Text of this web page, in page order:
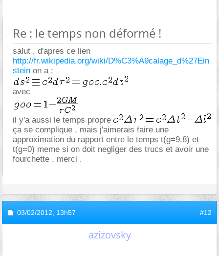
Re : le temps non déformé !
salut , d'apres ce lien
http://fr.wikipedia.org/wiki/D%C3%A9calage_d%27Ein
stein on a :
avec
il y'a aussi le temps propre
ça se complique , mais j'aimerais faire une
approximation du rapport entre le temps t(g=9.8) et
t(g=0) meme si on doit negliger des trucs et avoir une
fourchette . merci .
03/02/2012, 13h57 #12
azizovsky